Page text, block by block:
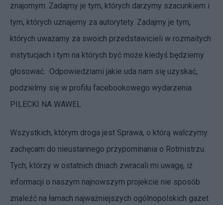
znajomym. Zadajmy je tym, których darzymy szacunkiem i
tym, których uznajemy za autorytety. Zadajmy je tym,
których uważamy za swoich przedstawicieli w rozmaitych
instytucjach i tym na których być może kiedyś będziemy
głosować. Odpowiedziami jakie uda nam się uzyskać,
podzielmy się w profilu facebookowego wydarzenia
PILECKI NA WAWEL
Wszystkich, którym droga jest Sprawa, o którą walczymy
zachęcam do nieustannego przypominania o Rotmistrzu.
Tych, którzy w ostatnich dniach zwracali mi uwagę, iż
informacji o naszym najnowszym projekcie nie sposób
znaleźć na łamach najważniejszych ogólnopolskich gazet